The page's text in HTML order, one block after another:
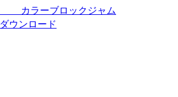
カラーブロックジャム
ダウンロード